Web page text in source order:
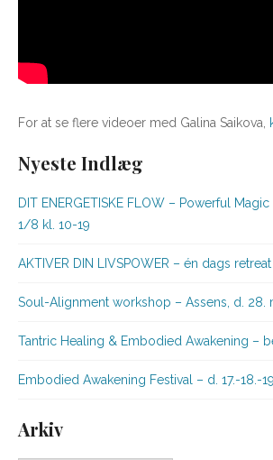
For at se flere videoer med Galina Saikova,
Nyeste Indlæg
DIT ENERGETISKE FLOW – Powerful
1/8 kl. 10-19
AKTIVER DIN LIVSPOWER – én dags
Soul-Alignment workshop – Assens, d. 28.
Tantric Healing & Embodied Awakening –
Embodied Awakening Festival – d. 17.-18.-
Arkiv